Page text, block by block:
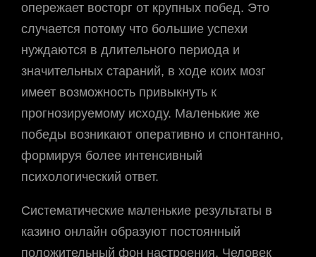
опережает восторг от крупных побед. Это
случается потому что большие успехи
нуждаются в длительного периода и
значительных стараний, в ходе коих мозг
имеет возможность привыкнуть к
прогнозируемому исходу. Маленькие же
победы возникают оперативно и спонтанно,
формируя более интенсивный
психологический ответ.
Систематические маленькие результаты в
казино онлайн образуют постоянный
положительный фон настроения. Человек